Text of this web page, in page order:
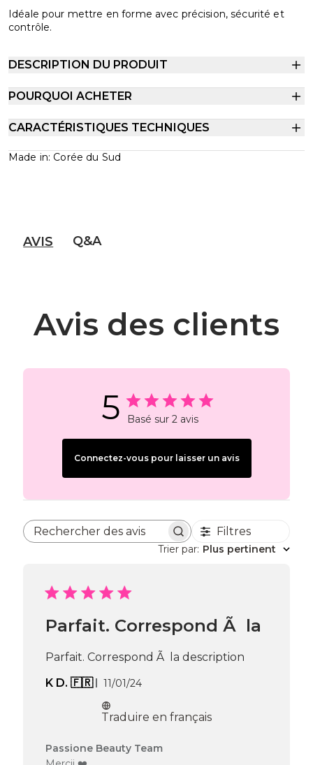
Idéale pour mettre en forme avec précision, sécurité et
contrôle.
DESCRIPTION DU PRODUIT
POURQUOI ACHETER
CARACTÉRISTIQUES TECHNIQUES
Made in: Corée du Sud
AVIS Q&A
Avis des clients
5 Basé sur 2 avis
Connectez-vous pour laisser un avis
Rechercher des avisFiltres
Trier par: Plus pertinent
Parfait. Correspond Ã la
Parfait. Correspond Ã la description
K D. 🇫🇷
Date
publication
11/01/24
Traduire en français
Commentaires
Passione Beauty Team